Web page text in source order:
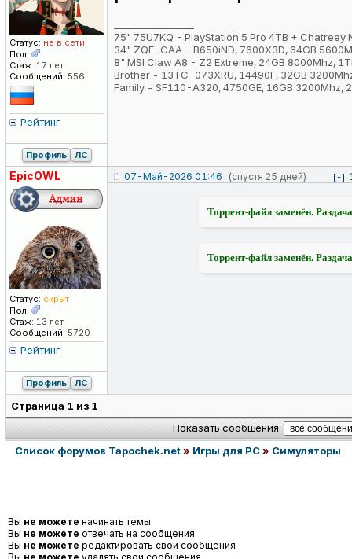
Статус: не в сети
Пол:
Стаж: 17 лет
Сообщений: 556
Рейтинг
75" 75U7KQ - PlayStation 5 Pro 4TB +
34" ZQE-CAA - B650iND, 7600X3D, 64GB
8" MSI Claw A8 - Z2 Extreme, 24GB 8000Mhz,
Brother - 13TC-073XRU, 14490F, 32GB
Family - SF110-A320, 4750GE, 16GB 3200Mhz,
Профиль ЛС
EpicOWL
Статус: скрыт
Пол:
Стаж: 13 лет
Сообщений: 5720
Рейтинг
07-Май-2026 01:46 (спустя 25 дней) [-]
Торрент-файл заменён.
Торрент-файл заменён.
Профиль ЛС
Страница 1 из 1
Показать сообщения:
Список форумов Tapochek.net» Игры для PC» Симуляторы
Вы не можете начинать темы
Вы не можете отвечать на сообщения
Вы не можете редактировать свои сообщения